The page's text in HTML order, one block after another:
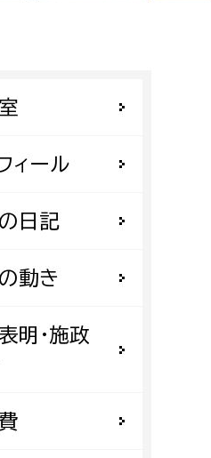
たい
に参加したい
たい
ンター
ィール
日記
動き
明・施政